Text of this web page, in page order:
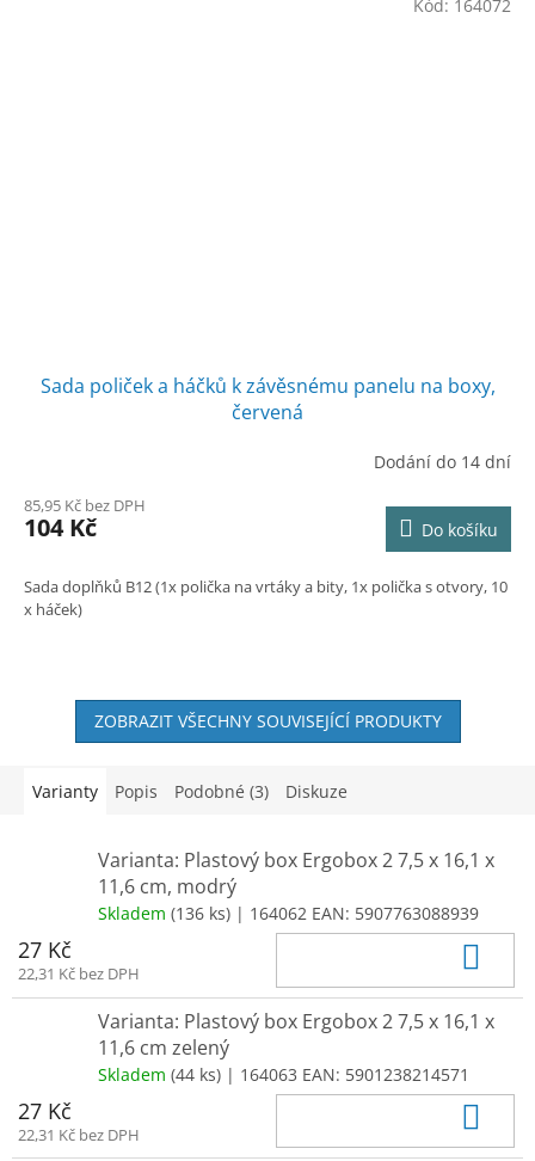
Sada poliček a háčků k závěsnému panelu na boxy,
červená
Dodání do 14 dní
85,95 Kč bez DPH
104 Kč Do košíku
Sada doplňků B12 (1x polička na vrtáky a bity, 1x polička s otvory, 10
x háček)
Kód: 164072
ZOBRAZIT VŠECHNY SOUVISEJÍCÍ PRODUKTY
Varianty Popis Podobné (3) Diskuze
Varianta: Plastový box Ergobox 2 7,5 x 16,1 x
11,6 cm, modrý
Skladem (136 ks) | 164062 EAN: 5907763088939
27 Kč
22,31 Kč bez DPH
Varianta: Plastový box Ergobox 2 7,5 x 16,1 x
11,6 cm zelený
Skladem (44 ks) | 164063 EAN: 5901238214571
27 Kč
22,31 Kč bez DPH